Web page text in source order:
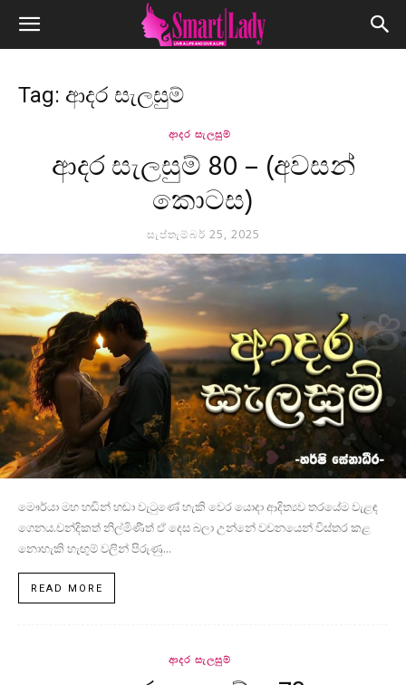
Tag: ආදර සැලසුම්
ආදර සැලසුම්
ආදර සැලසුම් 80 – (අවසන්
කොටස)
සැප්තැම්බර් 25, 2025
මෞර්යා මහ හඬින් හඬා වැටුණේ හැකි වෙර යොදා ආදිත්‍යව තරයේම වැළඳ
ගෙනය.චන්දිකත් නිල්මිණීත් ඒ දෙස බලා උන්නේ වචනයෙන් විස්තර කළ
නොහැකි හැඟුම් වලින් පිරුණු...
READ MORE
ආදර සැලසුම්